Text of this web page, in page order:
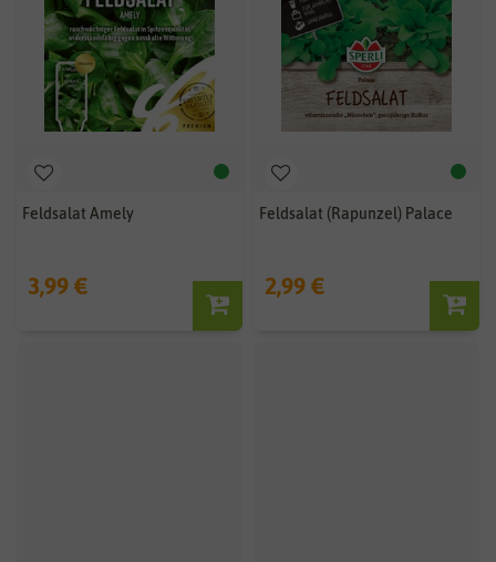
Feldsalat Amely
3,99 €
Feldsalat (Rapunzel) Palace
2,99 €